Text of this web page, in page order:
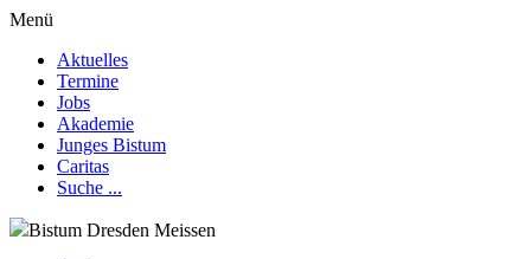
Menü
Aktuelles
Termine
Jobs
Akademie
Junges Bistum
Caritas
Suche ...
Bistum Dresden Meissen